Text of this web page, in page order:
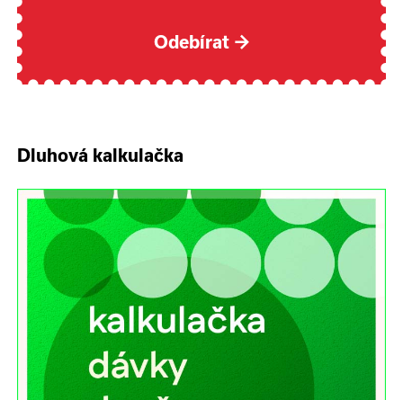
Odebírat →
Dluhová kalkulačka